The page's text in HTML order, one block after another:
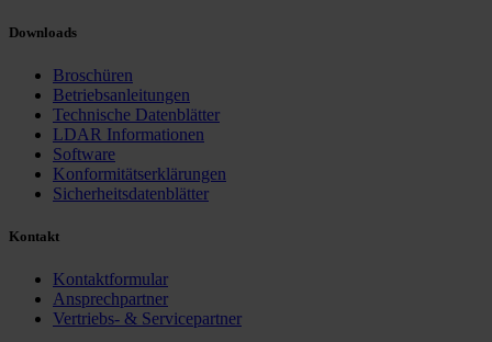
Downloads
Broschüren
Betriebsanleitungen
Technische Datenblätter
LDAR Informationen
Software
Konformitätserklärungen
Sicherheitsdatenblätter
Kontakt
Kontaktformular
Ansprechpartner
Vertriebs- & Servicepartner